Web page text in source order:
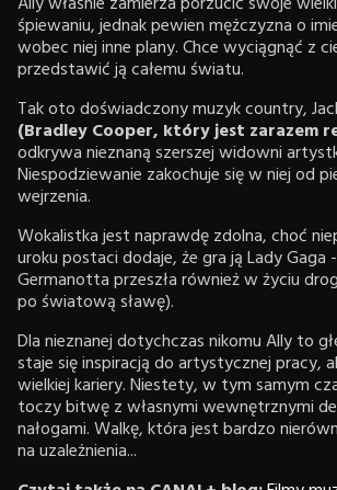
śpiewaniu, jednak pewien mężczyzna o
wobec niej inne plany. Chce wyciągnąć z
przedstawić ją całemu światu.
Tak oto doświadczony muzyk country,
(Bradley Cooper, który jest zarazem
odkrywa nieznaną szerszej widowni
Niespodziewanie zakochuje się w niej od
wejrzenia.
Wokalistka jest naprawdę zdolna, choć
uroku postaci dodaje, że gra ją Lady Gaga
Germanotta przeszła również w życiu
po światową sławę).
Dla nieznanej dotychczas nikomu Ally to
staje się inspiracją do artystycznej pracy,
wielkiej kariery. Niestety, w tym samym
toczy bitwę z własnymi wewnętrznymi
nałogami. Walkę, która jest bardzo
na uzależnienia...